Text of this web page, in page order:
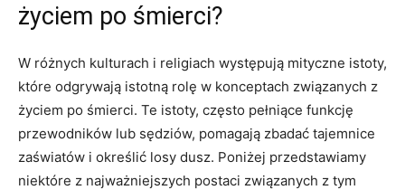
życiem po śmierci?
W różnych kulturach i religiach⁢ występują mityczne istoty,
które odgrywają istotną rolę w konceptach związanych z
życiem po śmierci. Te istoty, często pełniące funkcję ​
przewodników lub sędziów, pomagają zbadać tajemnice
zaświatów i określić losy dusz. ‌Poniżej przedstawiamy
niektóre⁢ z najważniejszych postaci związanych z tym